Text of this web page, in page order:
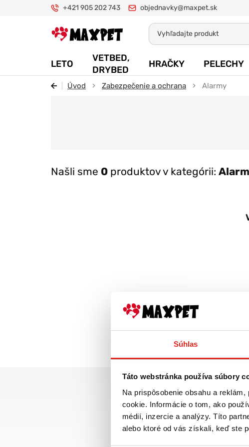
Súhlas
Táto webstránka používa súbory
Na prispôsobenie obsahu a
cookie. Informácie o tom, ako
médií, inzercie a analýzy. Títo
alebo ktoré od vás získali, keď ste
+421 905 202 743 objednavky@maxpet.sk
LETO
VETBED,
DRYBED
HRAČKY PELECHY
Úvod Zabezpečenie a ochrana Alarmy
Našli sme 0 produktov v kategórii: